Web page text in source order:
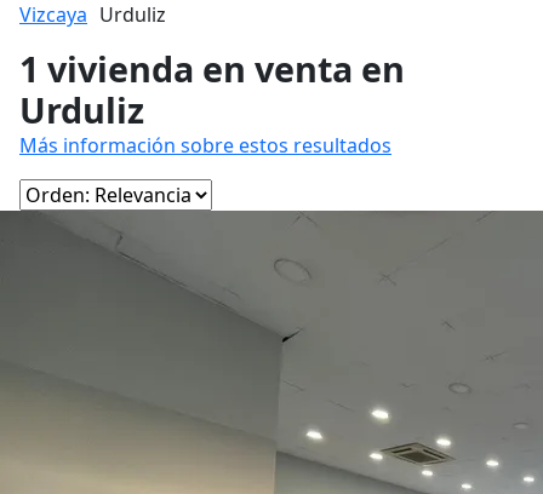
Vizcaya Urduliz
1 vivienda en venta en
Urduliz
Más información sobre estos resultados